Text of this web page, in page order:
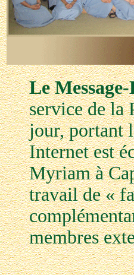
Le
service de la
jour, portant
Internet est
Myriam à
travail de «
membres